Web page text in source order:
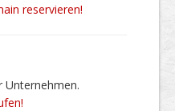
reservieren!
Unternehmen.